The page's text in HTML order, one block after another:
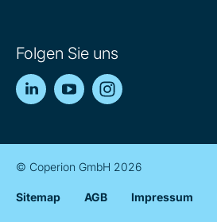
Folgen Sie uns
LinkedInYouTube
© Coperion GmbH 2026
Sitemap AGB Impressum